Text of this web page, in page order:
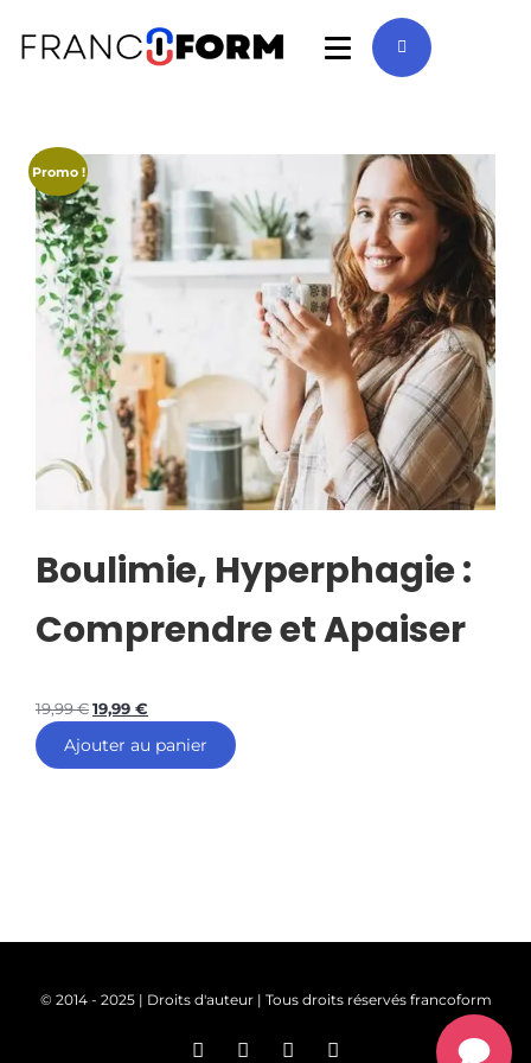
Promo !
Boulimie, Hyperphagie :
Comprendre et Apaiser
19,99€19,99 €
Ajouter au panier
© 2014 - 2025 | Droits d'auteur | Tous droits réservés francoform